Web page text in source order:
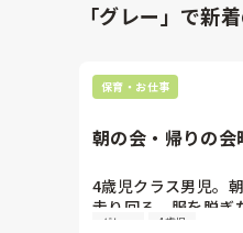
そこを考えた時今
って大切なことに
「グレー」で新
保育・お仕事
朝の会・帰りの
4歳児クラス男児。
走り回る、服を脱ぎ
グレー 4歳児